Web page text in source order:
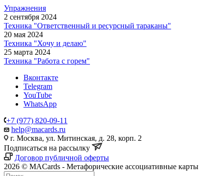
Упражнения
2 сентября 2024
Техника "Ответственный и ресурсный тараканы"
20 мая 2024
Техника "Хочу и делаю"
25 марта 2024
Техника "Работа с горем"
Вконтакте
Telegram
YouTube
WhatsApp
+7 (977) 820-09-11
help@macards.ru
г. Москва, ул. Митинская, д. 28, корп. 2
Подписаться на рассылку
Договор публичной оферты
2026 © MACards - Метафорические ассоциативные карты